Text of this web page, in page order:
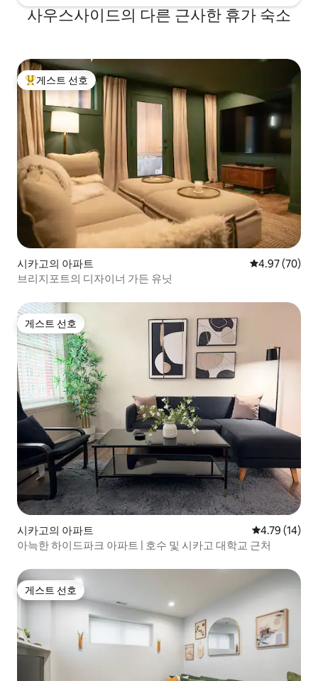
사우스사이드의 다른 근사한 휴가 숙소
상위 게스트 선호
게스트 선호
시카고의 아파트 평점 4.97점(5
4.97 (70)
브리지포트의 디자이너 가든 유닛
게스트 선호
게스트 선호
시카고의 아파트 평점 4.79점
4.79 (14)
아늑한 하이드파크 아파트 | 호수 및 시카고 대학교 근처
게스트 선호
게스트 선호